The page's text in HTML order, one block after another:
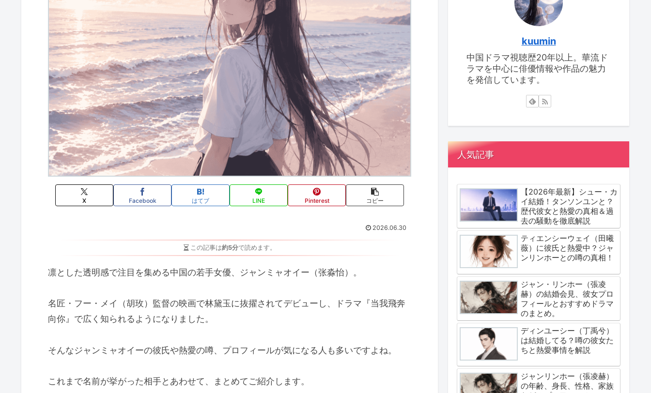
X Facebook はてブ LINE Pinterest コピー
2026.06.30
この記事は約5分で読めます。
凛とした透明感で注目を集める中国の若手女優、ジャンミャオイー（张淼怡）。
名匠・フー・メイ（胡玫）監督の映画で林黛玉に抜擢されてデビューし、ドラマ『当我飛奔
向你』で広く知られるようになりました。
そんなジャンミャオイーの彼氏や熱愛の噂、プロフィールが気になる人も多いですよね。
これまで名前が挙がった相手とあわせて、まとめてご紹介します。
kuumin
中国ドラマ視聴歴20年以上。華流ド
ラマを中心に俳優情報や作品の魅力
を発信しています。
人気記事
【2026年最新】シュー・カ
イ結婚！タンソンユンと？
歴代彼女と熱愛の真相＆過
去の騒動を徹底解説
ティエンシーウェイ（田曦
薇）に彼氏と熱愛中？ジャ
ンリンホーとの噂の真相！
ジャン・リンホー（張凌
赫）の結婚会見、彼女プロ
フィールとおすすめドラマ
のまとめ。
ディンユーシー（丁禹兮）
は結婚してる？噂の彼女た
ちと熱愛事情を解説
ジャンリンホー（張凌赫）
の年齢、身長、性格、家族